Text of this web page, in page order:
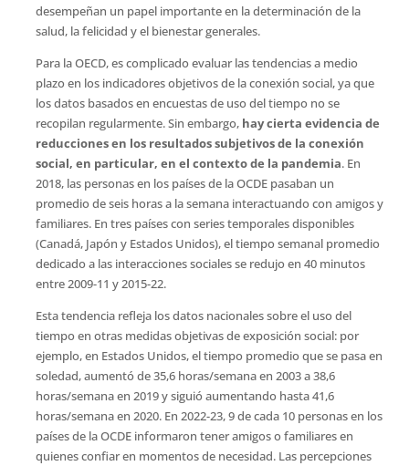
desempeñan un papel importante en la determinación de la
salud, la felicidad y el bienestar generales.
Para la OECD, es complicado evaluar las tendencias a medio
plazo en los indicadores objetivos de la conexión social, ya que
los datos basados ​​en encuestas de uso del tiempo no se
recopilan regularmente. Sin embargo, hay cierta evidencia de
reducciones en los resultados subjetivos de la conexión
social, en particular, en el contexto de la pandemia. En
2018, las personas en los países de la OCDE pasaban un
promedio de seis horas a la semana interactuando con amigos y
familiares. En tres países con series temporales disponibles
(Canadá, Japón y Estados Unidos), el tiempo semanal promedio
dedicado a las interacciones sociales se redujo en 40 minutos
entre 2009-11 y 2015-22.
Esta tendencia refleja los datos nacionales sobre el uso del
tiempo en otras medidas objetivas de exposición social: por
ejemplo, en Estados Unidos, el tiempo promedio que se pasa en
soledad, aumentó de 35,6 horas/semana en 2003 a 38,6
horas/semana en 2019 y siguió aumentando hasta 41,6
horas/semana en 2020. En 2022-23, 9 de cada 10 personas en los
países de la OCDE informaron tener amigos o familiares en
quienes confiar en momentos de necesidad. Las percepciones